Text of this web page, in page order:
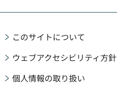
このサイトについて
ウェブアクセシビリティ方針
個人情報の取り扱い